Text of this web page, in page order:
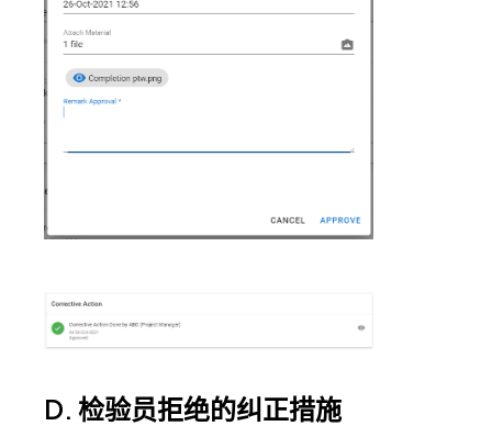
D. 检验员拒绝的纠正措施